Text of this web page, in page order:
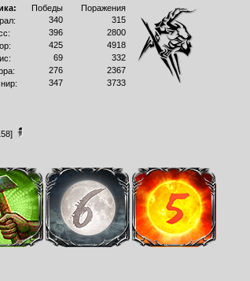
Победы
Поражения
340
315
396
2800
425
4918
69
332
276
2367
347 3733